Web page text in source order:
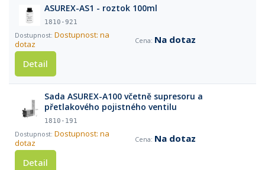
ASUREX-AS1 - roztok 100ml
1810-921
Dostupnost: na
dotaz
Na dotaz
Detail
Sada ASUREX-A100 včetně supresoru a
přetlakového pojistného ventilu
1810-191
Dostupnost: na
dotaz
Na dotaz
Detail